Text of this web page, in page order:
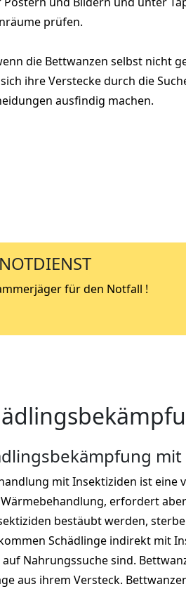
prüfen.
die Bettwanzen selbst nicht
ihre Verstecke durch die
ausfindig machen.
für den Notfall !
mit Insektiziden ist eine
erfordert
bestäubt werden,
Schädlinge indirekt mit
auf Nahrungssuche sind.
aus ihrem Versteck.